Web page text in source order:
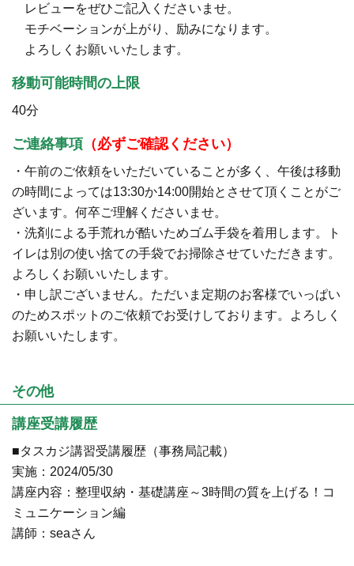
レビューをぜひご記入くださいませ。
モチベーションが上がり、励みになります。
よろしくお願いいたします。
移動可能時間の上限
40分
ご連絡事項 （必ずご確認ください）
・午前のご依頼をいただいていることが多く、午後は移動
の時間によっては13:30か14:00開始とさせて頂くことがご
ざいます。何卒ご理解くださいませ。
・洗剤による手荒れが酷いためゴム手袋を着用します。ト
イレは別の使い捨ての手袋でお掃除させていただきます。
よろしくお願いいたします。
・申し訳ございません。ただいま定期のお客様でいっぱい
のためスポットのご依頼でお受けしております。よろしく
お願いいたします。
その他
講座受講履歴
■タスカジ講習受講履歴（事務局記載）
実施：2024/05/30
講座内容：整理収納・基礎講座～3時間の質を上げる！コ
ミュニケーション編
講師：seaさん